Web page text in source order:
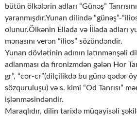
bütün ölkələrin adları “Günəş”
yaranmışdır.Yunan dilində “günəş”-
olunur.Ölkənin Ellada və İliada adları
mənasını verən “ilios” sözündəndir.
Yunan dövlətinin adının latınmənşəli
adlanması da fironizmdən gələn Hor
gr”, “cor-cr”(dilçilikdə bu günə qədər
sözquruluşu) və s. kimi “Od Tanrısı”
işlənməsindəndir.
Maraqlıdır, dilin tarixlə müqayisəli